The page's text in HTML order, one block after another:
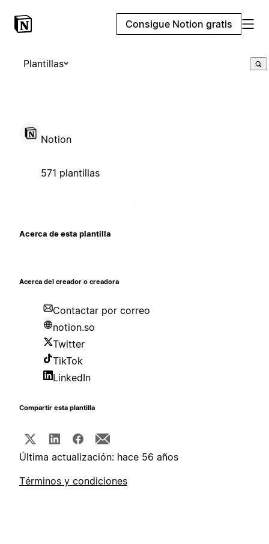
Consigue Notion gratis
Plantillas
Notion
571 plantillas
Acerca de esta plantilla
Acerca del creador o creadora
Contactar por correo
notion.so
Twitter
TikTok
LinkedIn
Compartir esta plantilla
Última actualización: hace 56 años
Términos y condiciones